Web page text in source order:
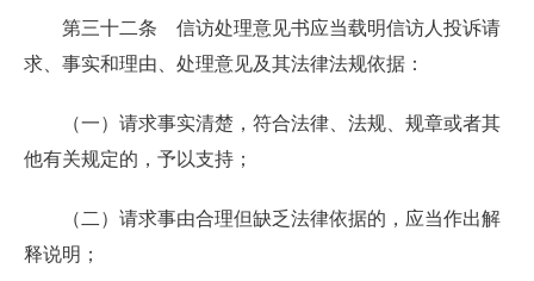
第三十二条 信访处理意见书应当载明信访人投诉请
求、事实和理由、处理意见及其法律法规依据：
（一）请求事实清楚，符合法律、法规、规章或者其
他有关规定的，予以支持；
（二）请求事由合理但缺乏法律依据的，应当作出解
释说明；